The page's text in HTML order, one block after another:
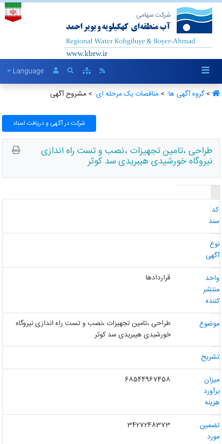
Language
>گروه آگهی ها ‏>مناقصات یک مرحله ای ‏> مشروح آگهی
شرکت در آگهی و دریافت اسناد
طراحی ،تامین تجهیزات ،نصب و تست راه اندازی
نیروگاه خورشیدی هیبریدی سد کوثر
قراردادها
طراحی ،تامین تجهیزات ،نصب و تست راه اندازی نیروگاه
خورشیدی هیبریدی سد کوثر
68544967458
3427248373